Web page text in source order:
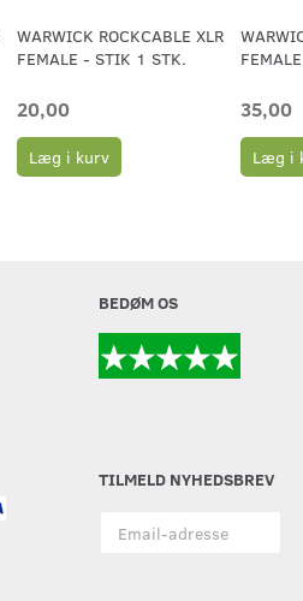
WARWICK ROCKCABLE XLR
FEMALE - STIK 1 STK.
20,00
Læg i kurv
35,00
Læg i
BEDØM OS
TILMELD NYHEDSBREV
adresse